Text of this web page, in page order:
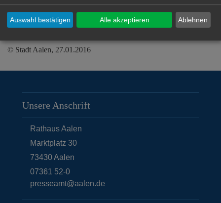
Kunst mit sozialem Engagement.
© Stadt Aalen, 27.01.2016
Unsere Anschrift
Rathaus Aalen
Marktplatz 30
73430Aalen
07361 52-0
presseamt@aalen.de
Ablehnen
Auswahl bestätigen Alle akzeptieren